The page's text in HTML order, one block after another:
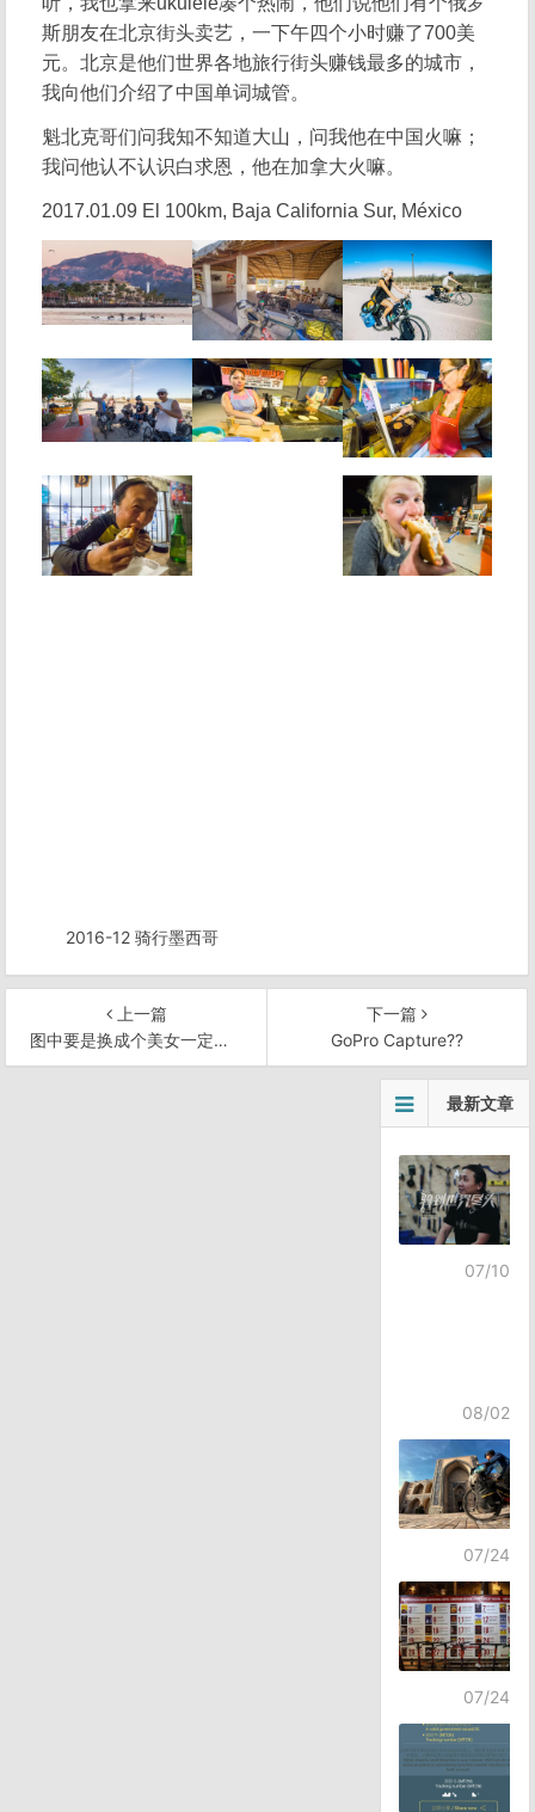
斯朋友在北京街头卖艺，一下午四个小时赚了700美
元。北京是他们世界各地旅行街头赚钱最多的城市，
我向他们介绍了中国单词城管。
魁北克哥们问我知不知道大山，问我他在中国火嘛；
我问他认不认识白求恩，他在加拿大火嘛。
2017.01.09 El 100km, Baja California Sur, México
2016-12 骑行墨西哥
上一篇
图中要是换成个美女一定比现在好看
下一篇
GoPro Capture??
最新文章
07/10
08/02
07/24
07/24